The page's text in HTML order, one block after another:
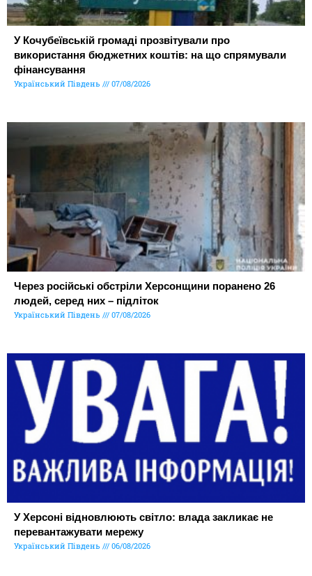
У Кочубеївській громаді прозвітували про
використання бюджетних коштів: на що спрямували
фінансування
Український Південь 07/08/2026
Через російські обстріли Херсонщини поранено 26
людей, серед них – підліток
Український Південь 07/08/2026
У Херсоні відновлюють світло: влада закликає не
перевантажувати мережу
Український Південь 06/08/2026